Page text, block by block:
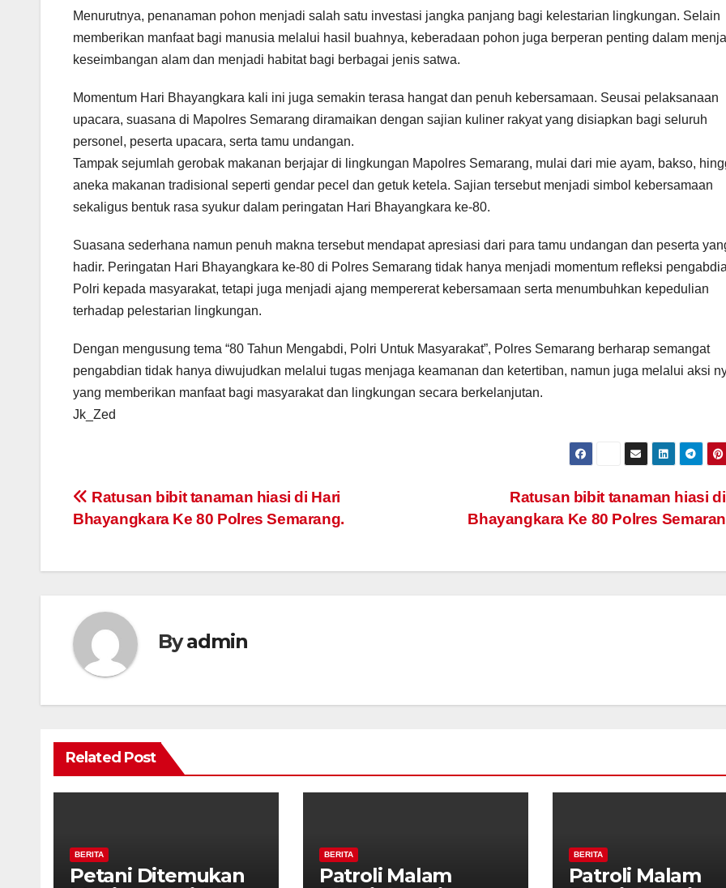
Menurutnya, penanaman pohon menjadi salah satu investasi jangka panjang bagi kelestarian lingkungan. Selain
memberikan manfaat bagi manusia melalui hasil buahnya, keberadaan pohon juga berperan penting dalam
keseimbangan alam dan menjadi habitat bagi berbagai jenis satwa.
Momentum Hari Bhayangkara kali ini juga semakin terasa hangat dan penuh kebersamaan. Seusai pelaksanaan
upacara, suasana di Mapolres Semarang diramaikan dengan sajian kuliner rakyat yang disiapkan bagi seluruh
personel, peserta upacara, serta tamu undangan.
Tampak sejumlah gerobak makanan berjajar di lingkungan Mapolres Semarang, mulai dari mie ayam, bakso,
aneka makanan tradisional seperti gendar pecel dan getuk ketela. Sajian tersebut menjadi simbol kebersamaan
sekaligus bentuk rasa syukur dalam peringatan Hari Bhayangkara ke-80.
Suasana sederhana namun penuh makna tersebut mendapat apresiasi dari para tamu undangan dan peserta
hadir. Peringatan Hari Bhayangkara ke-80 di Polres Semarang tidak hanya menjadi momentum refleksi
Polri kepada masyarakat, tetapi juga menjadi ajang mempererat kebersamaan serta menumbuhkan kepedulian
terhadap pelestarian lingkungan.
Dengan mengusung tema “80 Tahun Mengabdi, Polri Untuk Masyarakat”, Polres Semarang berharap semangat
pengabdian tidak hanya diwujudkan melalui tugas menjaga keamanan dan ketertiban, namun juga melalui aksi
yang memberikan manfaat bagi masyarakat dan lingkungan secara berkelanjutan.
Jk_Zed
Post
navigation
Ratusan bibit tanaman hiasi
Bhayangkara Ke 80 Polres
Ratusan bibit tanaman hiasi di Hari
Bhayangkara Ke 80 Polres Semarang.
Byadmin
Related Post
BERITA
Petani Ditemukan
BERITA
Patroli Malam
BERITA
Patroli Malam